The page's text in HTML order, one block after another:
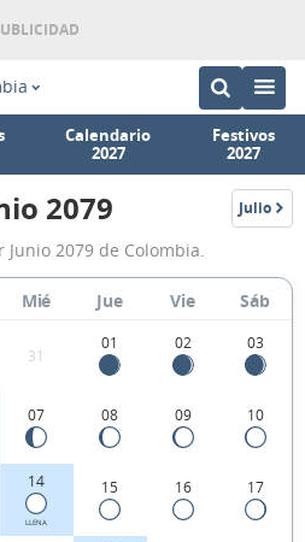
Calendario
2027
Festivos
2027
Calendario
Lunar
Junio
Colombia.
2079 Julio
2079
Junio 2079 de Colombia.
Mié Jue Vie Sáb
31
01 02 03
07 08 09 10
14
LLENA
15 16 17